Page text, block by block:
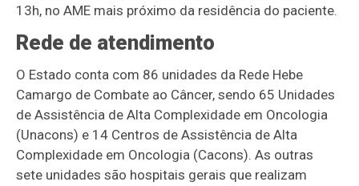
13h, no AME mais próximo da residência do paciente.
Rede de atendimento
O Estado conta com 86 unidades da Rede Hebe
Camargo de Combate ao Câncer, sendo 65 Unidades
de Assistência de Alta Complexidade em Oncologia
(Unacons) e 14 Centros de Assistência de Alta
Complexidade em Oncologia (Cacons). As outras
sete unidades são hospitais gerais que realizam